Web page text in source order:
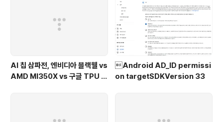
AI 칩 삼파전, 엔비디아 블랙웰 vs
AMD MI350X vs 구글 TPU 누
Android AD_ID permissi
on targetSDKVersion 33